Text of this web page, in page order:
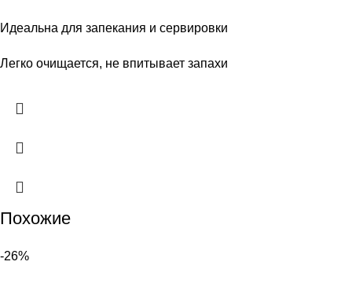
Идеальна для запекания и сервировки
Легко очищается, не впитывает запахи
Похожие
-26%